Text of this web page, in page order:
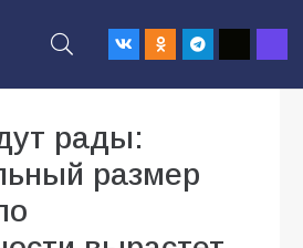
рады:
размер